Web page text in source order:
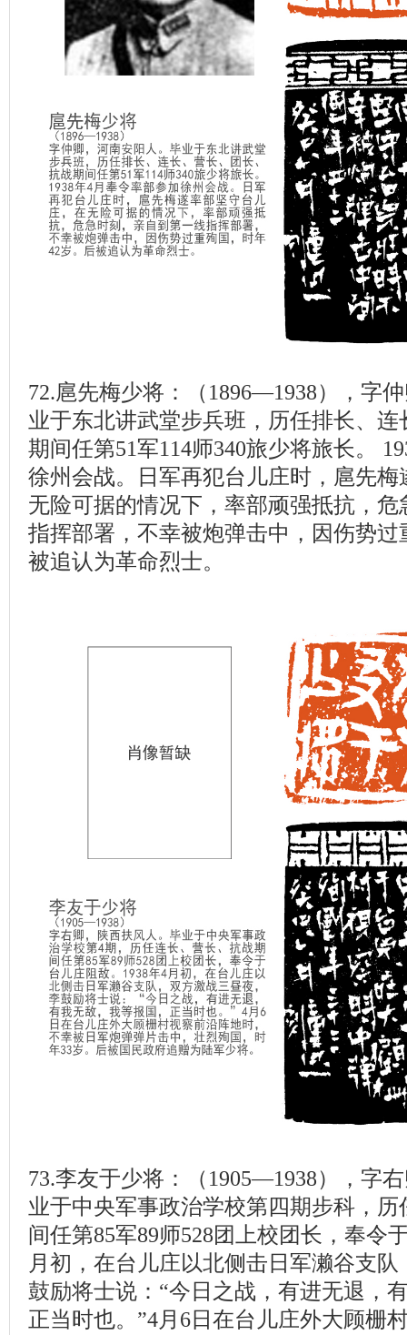
72.扈先梅少将：（1896—1938），字
业于东北讲武堂步兵班，历任排长、
期间任第51军114师340旅少将旅长。
徐州会战。日军再犯台儿庄时，扈先
无险可据的情况下，率部顽强抵抗，
指挥部署，不幸被炮弹击中，因伤势过
被追认为革命烈士。
73.李友于少将：（1905—1938），字
业于中央军事政治学校第四期步科，
间任第85军89师528团上校团长，奉令
月初，在台儿庄以北侧击日军濑谷支
鼓励将士说：“今日之战，有进无退，
正当时也。”4月6日在台儿庄外大顾栅